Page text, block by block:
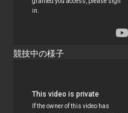
競技中の様子